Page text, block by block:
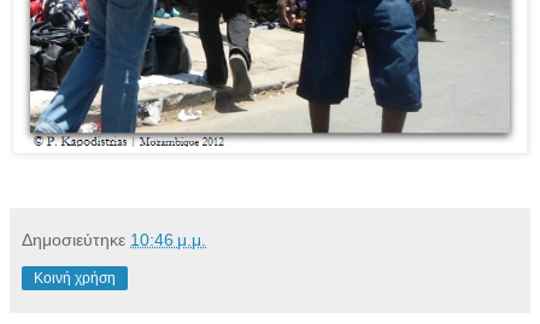
Δημοσιεύτηκε 10:46 μ.μ.
Κοινή χρήση